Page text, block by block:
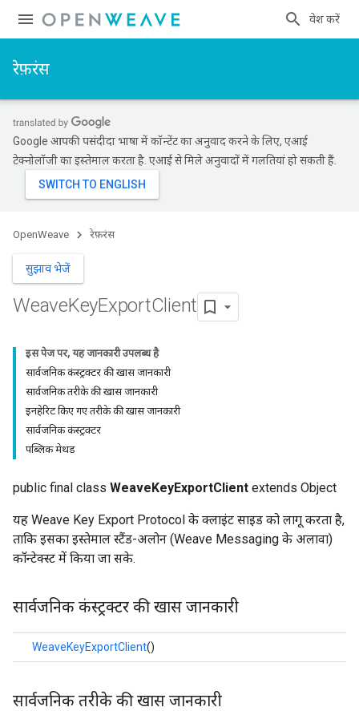
प्रवेश करें
रेफ़रंस
Google आपकी पसंदीदा भाषा में कॉन्टेंट का अनुवाद करने के लिए, एआई
टेक्नोलॉजी का इस्तेमाल करता है. एआई से मिले अनुवादों में गलतियां हो सकती हैं.
OpenWeave रेफ़रंस
सुझाव भेजें
WeaveKeyExportClient
इस पेज पर, यह जानकारी उपलब्ध है
सार्वजनिक कंस्ट्रक्टर की खास जानकारी
सार्वजनिक तरीके की खास जानकारी
इनहेरिट किए गए तरीके की खास जानकारी
सार्वजनिक कंस्ट्रक्टर
पब्लिक मेथड
public final class WeaveKeyExportClient extends Object
यह Weave Key Export Protocol के क्लाइंट साइड को लागू करता है,
ताकि इसका इस्तेमाल स्टैंड-अलोन (Weave Messaging के अलावा)
कॉन्टेक्स्ट में किया जा सके.
सार्वजनिक कंस्ट्रक्टर की खास जानकारी
WeaveKeyExportClient()
सार्वजनिक तरीके की खास जानकारी